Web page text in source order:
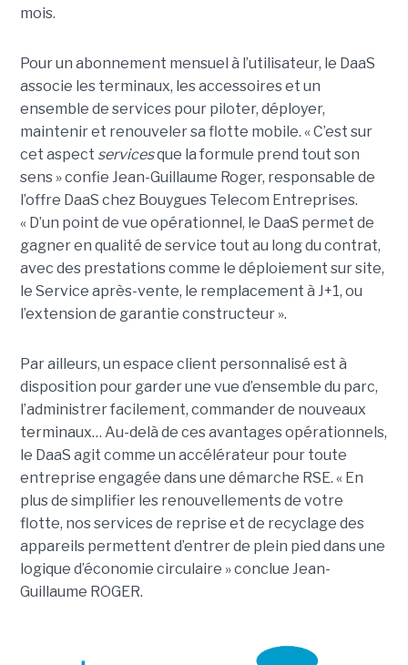
mois.
Pour un abonnement mensuel à l’utilisateur, le DaaS
associe les terminaux, les accessoires et un
ensemble de services pour piloter, déployer,
maintenir et renouveler sa flotte mobile. « C’est sur
cet aspect servicesque la formule prend tout son
sens » confie Jean-Guillaume Roger, responsable de
l’offre DaaS chez Bouygues Telecom Entreprises.
« D’un point de vue opérationnel, le DaaS permet de
gagner en qualité de service tout au long du contrat,
avec des prestations comme le déploiement sur site,
le Service après-vente, le remplacement à J+1, ou
l’extension de garantie constructeur ».
Par ailleurs, un espace client personnalisé est à
disposition pour garder une vue d’ensemble du parc,
l’administrer facilement, commander de nouveaux
terminaux… Au-delà de ces avantages opérationnels,
le DaaS agit comme un accélérateur pour toute
entreprise engagée dans une démarche RSE. « En
plus de simplifier les renouvellements de votre
flotte, nos services de reprise et de recyclage des
appareils permettent d’entrer de plein pied dans une
logique d’économie circulaire » conclue Jean-
Guillaume ROGER.